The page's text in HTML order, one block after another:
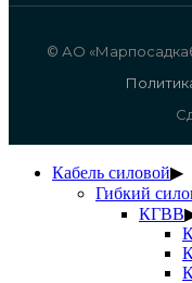
© АО
Кабель силовой▶
Гибкий
КГВВ